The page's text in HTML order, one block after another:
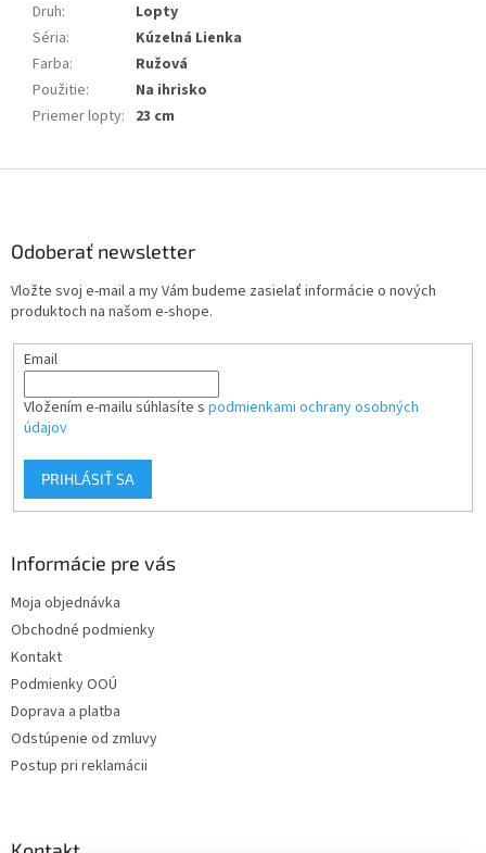
Druh:
Lopty
Séria:
Kúzelná Lienka
Farba:
Ružová
Použitie:
Na ihrisko
Priemer lopty: 23 cm
Odoberať newsletter
Vložte svoj e-mail a my Vám budeme zasielať informácie o nových
produktoch na našom e-shope.
Email
Vložením e-mailu súhlasíte s podmienkami ochrany osobných
údajov
PRIHLÁSIŤ SA
Informácie pre vás
Moja objednávka
Obchodné podmienky
Kontakt
Podmienky OOÚ
Doprava a platba
Odstúpenie od zmluvy
Postup pri reklamácii